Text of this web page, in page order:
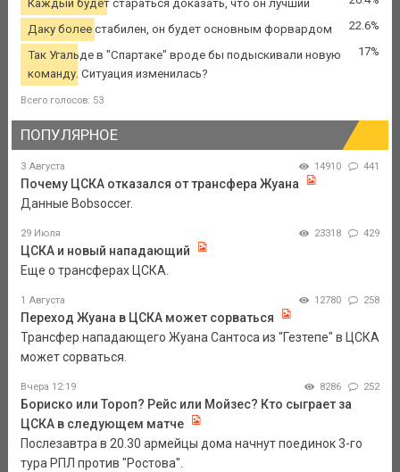
Каждый будет стараться доказать, что он лучший
Даку более стабилен, он будет основным форвардом 22.6%
Так Угальде в "Спартаке" вроде бы подыскивали новую
команду. Ситуация изменилась?
17%
Всего голосов: 53
ПОПУЛЯРНОЕ
3 Августа 14910 441
Почему ЦСКА отказался от трансфера Жуана
Данные Bobsoccer.
29 Июля 23318 429
ЦСКА и новый нападающий
Еще о трансферах ЦСКА.
1 Августа 12780 258
Переход Жуана в ЦСКА может сорваться
Трансфер нападающего Жуана Сантоса из "Гезтепе" в ЦСКА
может сорваться.
Вчера 12:19 8286 252
Бориско или Тороп? Рейс или Мойзес? Кто сыграет за
ЦСКА в следующем матче
Послезавтра в 20.30 армейцы дома начнут поединок 3-го
тура РПЛ против "Ростова".